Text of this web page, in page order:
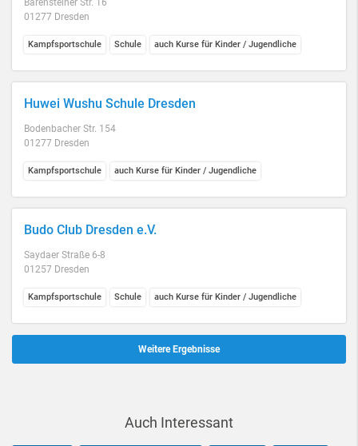
Bärensteiner Str. 16
01277 Dresden
Kampfsportschule Schule auch Kurse für Kinder / Jugendliche
Huwei Wushu Schule Dresden
Bodenbacher Str. 154
01277 Dresden
Kampfsportschule auch Kurse für Kinder / Jugendliche
Budo Club Dresden e.V.
Saydaer Straße 6-8
01257 Dresden
Kampfsportschule Schule auch Kurse für Kinder / Jugendliche
Weitere Ergebnisse
Auch Interessant